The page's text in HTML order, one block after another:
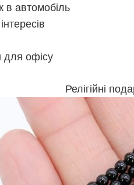
в автомобіль
для офісу
Релігійні